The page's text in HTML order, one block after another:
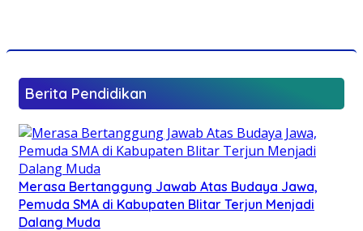
Berita Pendidikan
Merasa Bertanggung Jawab Atas Budaya Jawa,
Pemuda SMA di Kabupaten Blitar Terjun Menjadi
Dalang Muda